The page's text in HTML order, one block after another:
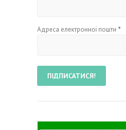
Адреса електронної пошти *